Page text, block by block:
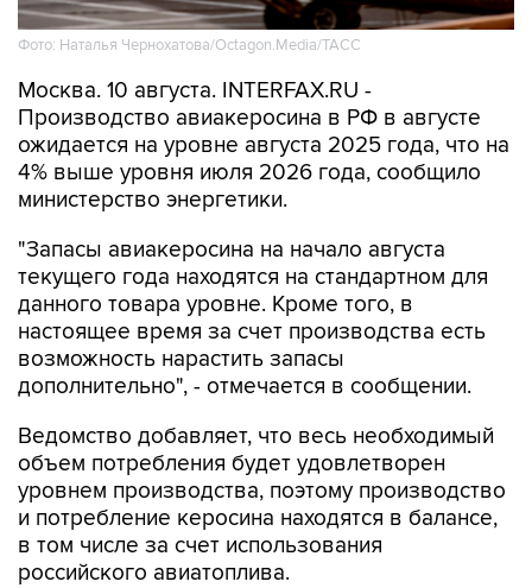
Фото: Наталья Чернохатова/Octagon.Media/ТАСС
Москва. 10 августа. INTERFAX.RU -
Производство авиакеросина в РФ в августе
ожидается на уровне августа 2025 года, что на
4% выше уровня июля 2026 года, сообщило
министерство энергетики.
"Запасы авиакеросина на начало августа
текущего года находятся на стандартном для
данного товара уровне. Кроме того, в
настоящее время за счет производства есть
возможность нарастить запасы
дополнительно", - отмечается в сообщении.
Ведомство добавляет, что весь необходимый
объем потребления будет удовлетворен
уровнем производства, поэтому производство
и потребление керосина находятся в балансе,
в том числе за счет использования
российского авиатоплива.